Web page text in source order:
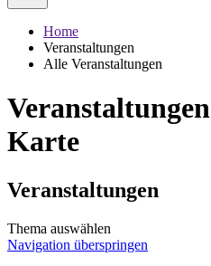
Home
Veranstaltungen
Alle Veranstaltungen
Veranstaltungen
Karte
Veranstaltungen
Thema auswählen
Navigation überspringen